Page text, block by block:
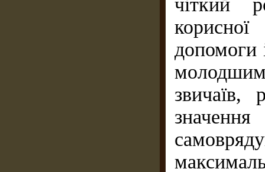
чіткий
допомоги
звичаїв,